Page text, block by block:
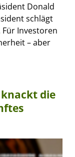
Donald
schlägt
Investoren
– aber
knackt die